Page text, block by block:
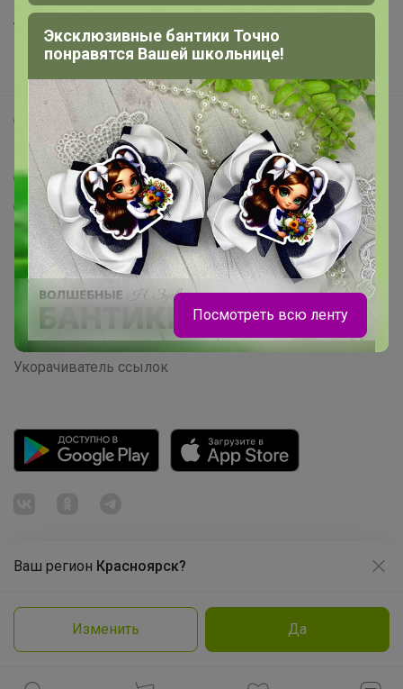
Ваш регион Красноярск?
Изменить Да
Анонсы
Новости
Поддержка альпак
Самое выгодное
Хиты продаж
Самое желанное
Самое быстрое
Начать зарабатывать с 24-ok
Picabox.ru - Лучшее место для ваших изображений
Розыгрыш - Генератор случайных чисел
Пульс нашего маркетплейса
Укорачиватель ссылок
Политика конфиденциальности
Cоглашение пользователя
Эксклюзивные бантики Точно
понравятся Вашей школьнице!
ЛЕНУSЯ
Кроссовки для физкультуры
Посмотреть всю ленту
Продолжая использовать этот сайт и нажимая кнопку
Принять